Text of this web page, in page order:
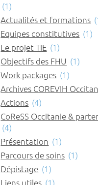
(1)
Actualités et formations
Equipes constitutives (1)
Le projet TIE (1)
Objectifs des FHU (1)
Work packages (1)
Archives COREVIH
Actions (4)
CoReSS Occitanie &
(4)
Présentation (1)
Parcours de soins (1)
Dépistage (1)
Liens utiles (1)